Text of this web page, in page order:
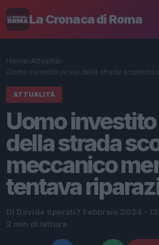
La Cronaca di Roma
Home› Attualità›
Uomo investito pirata della strada scoperto
ATTUALITÀ
Uomo
della strada
meccanico
tentava
Di Davide Sperati7 Febbraio 2024 -
2 min di lettura